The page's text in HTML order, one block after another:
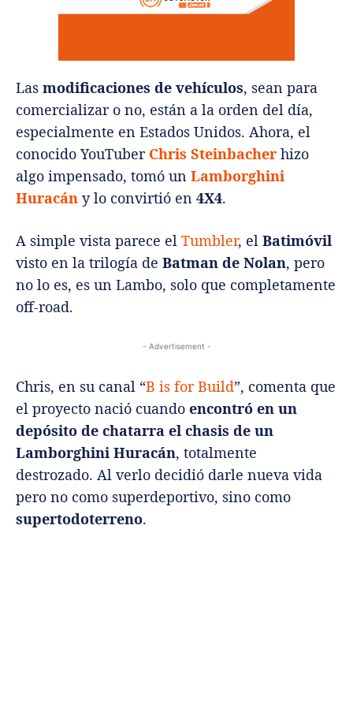
Las modificaciones de vehículos, sean para
comercializar o no, están a la orden del día,
especialmente en Estados Unidos. Ahora, el
conocido YouTuber Chris Steinbacher hizo
algo impensado, tomó un Lamborghini
Huracán y lo convirtió en 4X4.
A simple vista parece el Tumbler, el Batimóvil
visto en la trilogía de Batman de Nolan, pero
no lo es, es un Lambo, solo que completamente
off-road.
- Advertisement -
Chris, en su canal “B is for Build”, comenta que
el proyecto nació cuando encontró en un
depósito de chatarra el chasis de un
Lamborghini Huracán, totalmente
destrozado. Al verlo decidió darle nueva vida
pero no como superdeportivo, sino como
supertodoterreno.